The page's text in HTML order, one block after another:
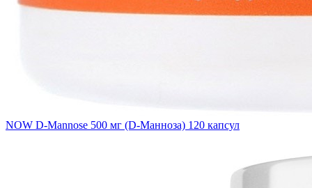
NOW D-Mannose 500 мг (D-Манноза) 120 капсул